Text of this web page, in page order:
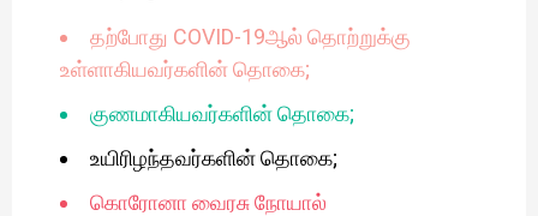
தற்போது COVID-19ஆல் தொற்றுக்கு
உள்ளாகியவர்களின் தொகை;
குணமாகியவர்களின் தொகை;
உயிரிழந்தவர்களின் தொகை;
கொரோனா வைரசு நோயால்